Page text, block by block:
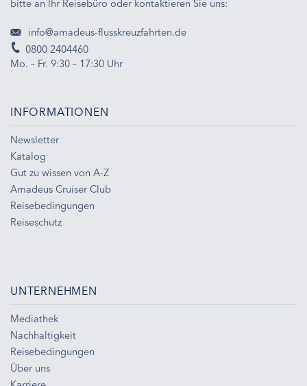
bitte an Ihr Reisebüro oder kontaktieren Sie uns:
info@amadeus-flusskreuzfahrten.de
0800 2404460
Mo. – Fr. 9:30 – 17:30 Uhr
INFORMATIONEN
Newsletter
Katalog
Gut zu wissen von A-Z
Amadeus Cruiser Club
Reisebedingungen
Reiseschutz
UNTERNEHMEN
Mediathek
Nachhaltigkeit
Reisebedingungen
Über uns